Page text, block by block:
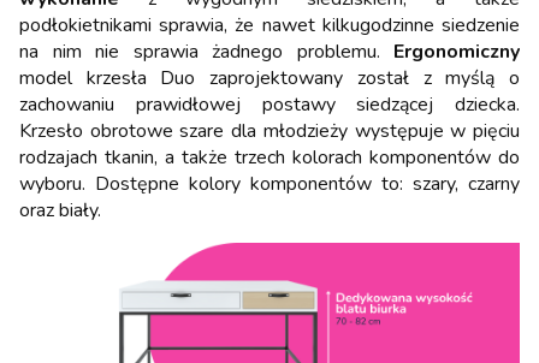
podłokietnikami sprawia, że nawet kilkugodzinne siedzenie
na nim nie sprawia żadnego problemu. Ergonomiczny
model krzesła Duo zaprojektowany został z myślą o
zachowaniu prawidłowej postawy siedzącej dziecka.
Krzesło obrotowe szare dla młodzieży występuje w pięciu
rodzajach tkanin, a także trzech kolorach komponentów do
wyboru. Dostępne kolory komponentów to: szary, czarny
oraz biały.